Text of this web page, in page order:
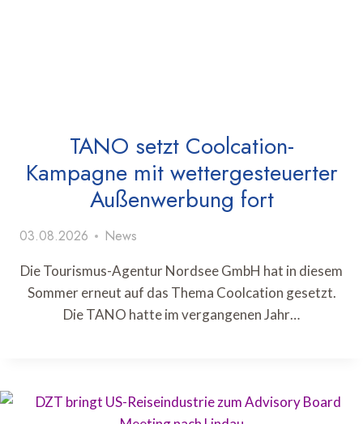
TANO setzt Coolcation-
Kampagne mit wettergesteuerter
Außenwerbung fort
03.08.2026 News
Die Tourismus-Agentur Nordsee GmbH hat in diesem
Sommer erneut auf das Thema Coolcation gesetzt.
Die TANO hatte im vergangenen Jahr…